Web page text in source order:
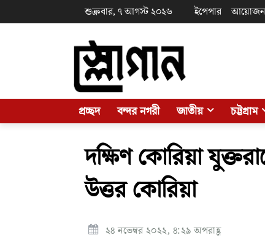
শুক্রবার, ৭ আগস্ট ২০২৬ ইপেপার আয়োজন
প্রচ্ছদ বন্দর নগরী জাতীয় চট্টগ্রাম
দক্ষিণ কোরিয়া
উত্তর কোরিয়া
২৪ নভেম্বর ২০২২, ৪:২৯ অপরাহ্ণ